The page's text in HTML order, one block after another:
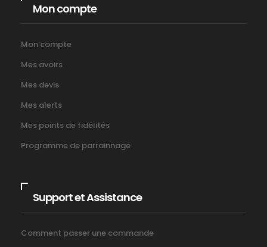
Mon compte
Mon compte
Mes avoirs
Mes devis
Mes alerts
Mes points de fidélités
Programme de parrainnage
Support et Assistance
Comment passer une commande